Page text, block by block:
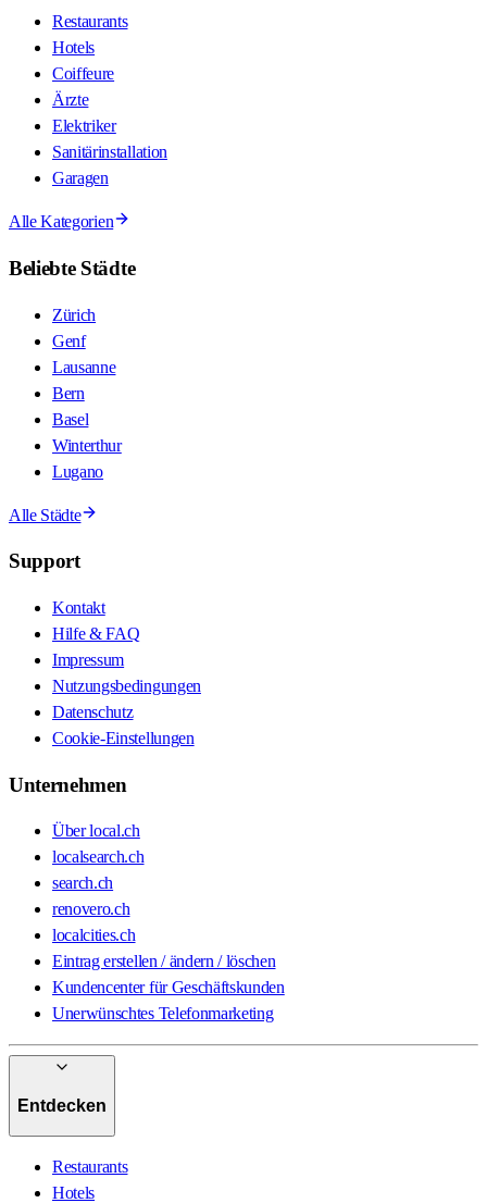
Restaurants
Hotels
Coiffeure
Ärzte
Elektriker
Sanitärinstallation
Garagen
Alle Kategorien
Beliebte Städte
Zürich
Genf
Lausanne
Bern
Basel
Winterthur
Lugano
Alle Städte
Support
Kontakt
Hilfe & FAQ
Impressum
Nutzungsbedingungen
Datenschutz
Cookie-Einstellungen
Unternehmen
Über local.ch
localsearch.ch
search.ch
renovero.ch
localcities.ch
Eintrag erstellen / ändern / löschen
Kundencenter für Geschäftskunden
Unerwünschtes Telefonmarketing
Entdecken
Restaurants
Hotels